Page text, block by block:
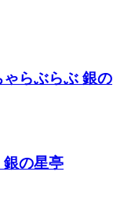
らぶらぶ 銀の
の星亭